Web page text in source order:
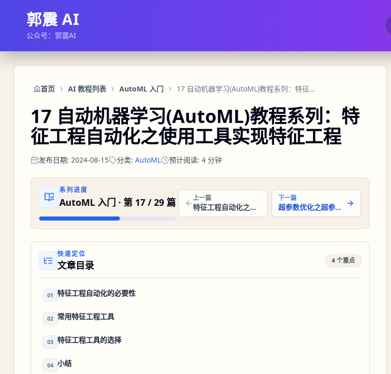
郭震 AI
公众号：郭震AI
首页 AI 教程列表 AutoML 入门 17 自动机器学习(AutoML)教程系列：特征工程自动化之使用工具实现特征工程
17 自动机器学习(AutoML)教程系列：特
征工程自动化之使用工具实现特征工程
发布日期: 2024-08-15 分类: AutoML 预计阅读: 4 分钟
系列进度
AutoML 入门 · 第 17/29篇 上一篇
特征工程自动化之特征生成与转换
下一篇
超参数优化之超参数调优的方法
快速定位
文章目录 4 个重点
01 特征工程自动化的必要性
02 常用特征工程工具
03 特征工程工具的选择
04 小结